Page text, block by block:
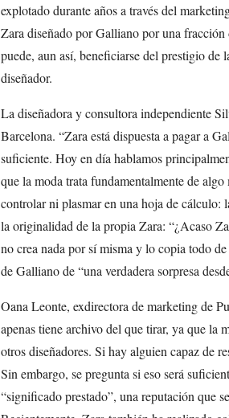
explotado durante años a través del
Zara diseñado por Galliano por una
puede, aun así, beneficiarse del prestigio de
diseñador.
La diseñadora y consultora independiente
Barcelona. “Zara está dispuesta a pagar a
suficiente. Hoy en día hablamos
que la moda trata fundamentalmente de
controlar ni plasmar en una hoja de cálculo:
la originalidad de la propia Zara: “¿Acaso
no crea nada por sí misma y lo copia todo
de Galliano de “una verdadera sorpresa
Oana Leonte, exdirectora de marketing de
apenas tiene archivo del que tirar, ya que la
otros diseñadores. Si hay alguien capaz de
Sin embargo, se pregunta si eso será
“significado prestado”, una reputación que